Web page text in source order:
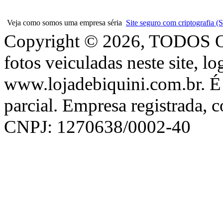
Veja como somos uma empresa séria Site seguro com criptografia
Copyright © 2026, TODOS
fotos veiculadas neste site,
www.lojadebiquini.com.br. É
parcial. Empresa registrada,
CNPJ: 1270638/0002-40